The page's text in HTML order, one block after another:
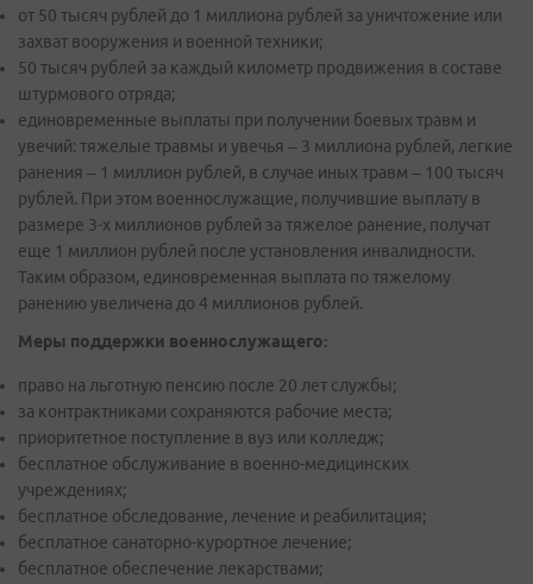
от 50 тысяч рублей до 1 миллиона рублей за уничтожение или
захват вооружения и военной техники;
50 тысяч рублей за каждый километр продвижения в составе
штурмового отряда;
единовременные выплаты при получении боевых травм и
увечий: тяжелые травмы и увечья – 3 миллиона рублей, легкие
ранения – 1 миллион рублей, в случае иных травм – 100 тысяч
рублей. При этом военнослужащие, получившие выплату в
размере 3-х миллионов рублей за тяжелое ранение, получат
еще 1 миллион рублей после установления инвалидности.
Таким образом, единовременная выплата по тяжелому
ранению увеличена до 4 миллионов рублей.
Меры поддержки военнослужащего:
право на льготную пенсию после 20 лет службы;
за контрактниками сохраняются рабочие места;
приоритетное поступление в вуз или колледж;
бесплатное обслуживание в военно-медицинских
учреждениях;
бесплатное обследование, лечение и реабилитация;
бесплатное санаторно-курортное лечение;
бесплатное обеспечение лекарствами;